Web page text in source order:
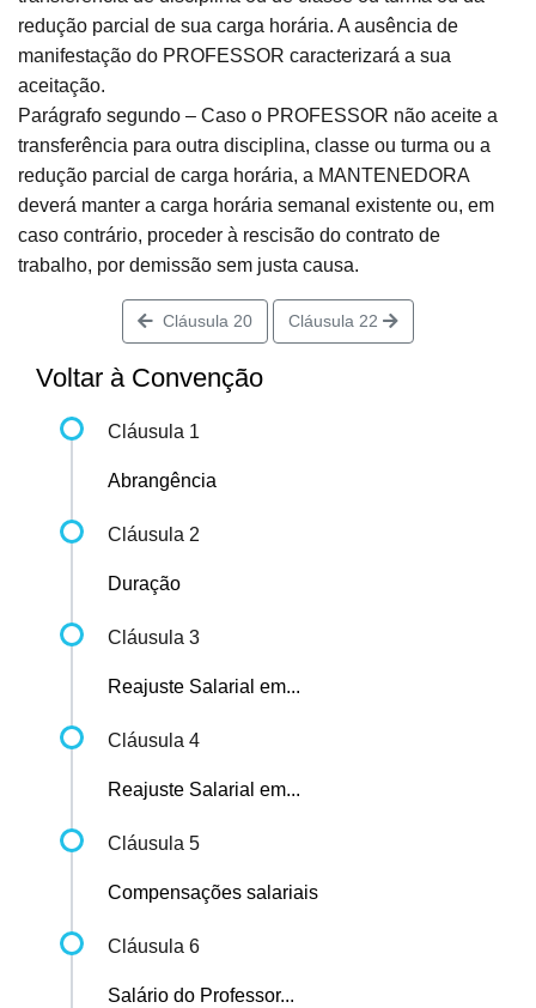
redução parcial de sua carga horária. A ausência de
manifestação do PROFESSOR caracterizará a sua
aceitação.
Parágrafo segundo – Caso o PROFESSOR não aceite a
transferência para outra disciplina, classe ou turma ou a
redução parcial de carga horária, a MANTENEDORA
deverá manter a carga horária semanal existente ou, em
caso contrário, proceder à rescisão do contrato de
trabalho, por demissão sem justa causa.
Cláusula 20 Cláusula 22
Voltar à Convenção
Cláusula 1
Abrangência
Cláusula 2
Duração
Cláusula 3
Reajuste Salarial em...
Cláusula 4
Reajuste Salarial em...
Cláusula 5
Compensações salariais
Cláusula 6
Salário do Professor...